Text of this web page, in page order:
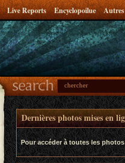
Live Reports Encyclopoilue
Dernières photos mises en
Pour accéder à toutes les